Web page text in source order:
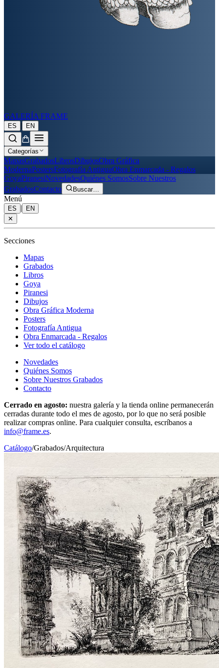
GALERÍA FRAME
ES | EN
Categorías
MapasGrabadosLibrosDibujosObra Gráfica
ModernaPostersFotografía AntiguaObra Enmarcada - Regalos
GoyaPiranesiNovedadesQuiénes SomosSobre Nuestros
GrabadosContacto Buscar…
Menú
ES |
EN
✕
Secciones
Mapas
Grabados
Libros
Goya
Piranesi
Dibujos
Obra Gráfica Moderna
Posters
Fotografía Antigua
Obra Enmarcada - Regalos
Ver todo el catálogo
Novedades
Quiénes Somos
Sobre Nuestros Grabados
Contacto
Cerrado en agosto: nuestra galería y la tienda online permanecerán
cerradas durante todo el mes de agosto, por lo que no será posible
realizar compras online. Para cualquier consulta, escríbanos a
info@frame.es.
Catálogo/Grabados/Arquitectura